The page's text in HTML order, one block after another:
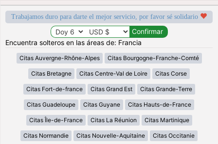
Trabajamos duro para darte el mejor servicio, por favor sé solidario
Encuentra solteros en las áreas de: Francia
Citas Auvergne-Rhône-Alpes Citas Bourgogne-Franche-Comté
Citas Bretagne Citas Centre-Val de Loire Citas Corse
Citas Fort-de-france Citas Grand Est Citas Grande-Terre
Citas Guadeloupe Citas Guyane Citas Hauts-de-France
Citas Île-de-France Citas La Réunion Citas Martinique
Citas Normandie Citas Nouvelle-Aquitaine Citas Occitanie